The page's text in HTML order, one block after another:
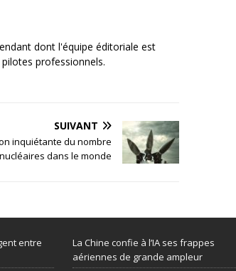
dont l'équipe éditoriale est
professionnels.
SUIVANT
inquiétante du nombre
dans le monde
entre
La Chine confie à l’IA ses frappes
aériennes de grande ampleur